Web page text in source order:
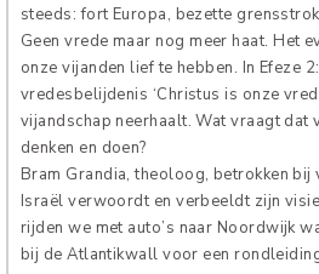
steeds: fort Europa, bezette
Geen vrede maar nog meer haat. Het
onze vijanden lief te hebben. In Efeze
vredesbelijdenis ‘Christus is onze
vijandschap neerhaalt. Wat vraagt dat
denken en doen?
Bram Grandia, theoloog, betrokken bij
Israël verwoordt en verbeeldt zijn
rijden we met auto’s naar Noordwijk
bij de Atlantikwall voor een